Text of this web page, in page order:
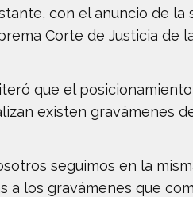
con el anuncio de la
Corte de Justicia de la
que el
existen gravámenes
seguimos en la
a los gravámenes que